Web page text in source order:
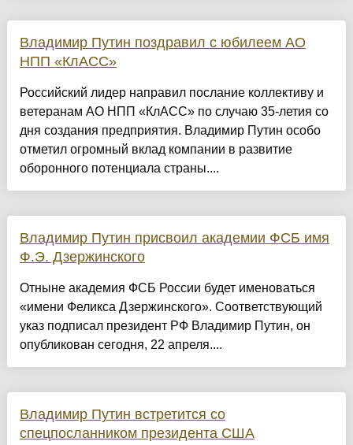
Владимир Путин поздравил с юбилеем АО
НПП «КлАСС»
Российский лидер направил послание коллективу и
ветеранам АО НПП «КлАСС» по случаю 35-летия со
дня создания предприятия. Владимир Путин особо
отметил огромный вклад компании в развитие
оборонного потенциала страны....
Владимир Путин присвоил академии ФСБ имя
Ф.Э. Дзержинского
Отныне академия ФСБ России будет именоваться
«имени Феликса Дзержинского». Соответствующий
указ подписал президент РФ Владимир Путин, он
опубликован сегодня, 22 апреля....
Владимир Путин встретится со
спецпосланником президента США